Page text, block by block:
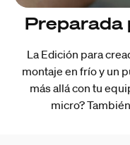
Preparada
La Edición para
montaje en frío y un
más allá con tu
micro?